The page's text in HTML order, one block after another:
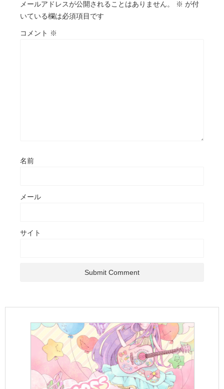
メールアドレスが公開されることはありません。 ※ が付
いている欄は必須項目です
コメント ※
名前
メール
サイト